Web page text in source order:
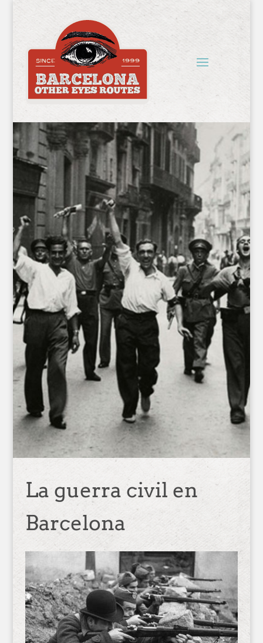
La guerra civil en
Barcelona